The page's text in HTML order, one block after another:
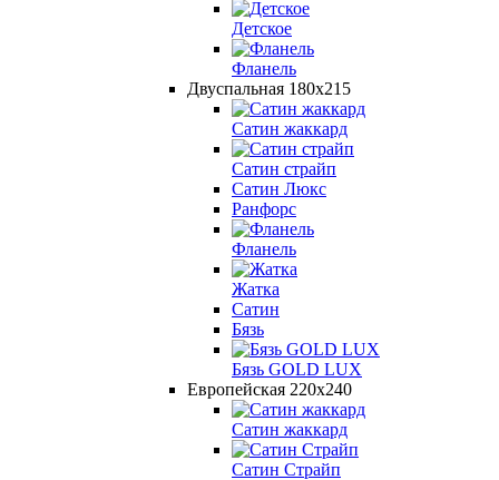
Детcкое
Фланель
Двуспальная 180х215
Сатин жаккард
Сатин страйп
Сатин Люкс
Ранфорс
Фланель
Жатка
Сатин
Бязь
Бязь GOLD LUX
Европейская 220х240
Сатин жаккард
Сатин Страйп